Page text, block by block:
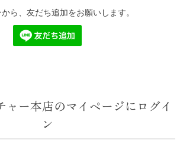
ら、友だち追加をお願いします。
ャー本店のマイページにログイ
ン